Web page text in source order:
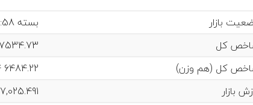
بازار
بسته 12:33:58
کل
کل (هم وزن)
6484.22
بازار
B